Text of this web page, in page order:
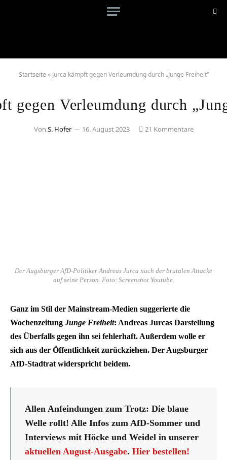
Startseite » Jurca kämpft gegen Verleumdung durch „Junge Freiheit“
gegen Verleumdung durch
Von S. Hofer 16. August 2023 21 Kommentare
Der Augsburger AfD-Politiker Andreas Jurca nach der brutalen Attacke
auf seine Person. Foto: Screenshot Youtube.
Ganz im Stil der Mainstream-Medien suggerierte die
Wochenzeitung Junge Freiheit: Andreas Jurcas Darstellung
des Überfalls gegen ihn sei fehlerhaft. Außerdem wolle er
sich aus der Öffentlichkeit zurückziehen. Der Augsburger
AfD-Stadtrat widerspricht beidem.
Allen Anfeindungen zum Trotz: Die blaue
Welle rollt! Alle Infos zum AfD-Sommer und
Interviews mit Höcke und Weidel in unserer
aktuellen August-Ausgabe. Hier bestellen!